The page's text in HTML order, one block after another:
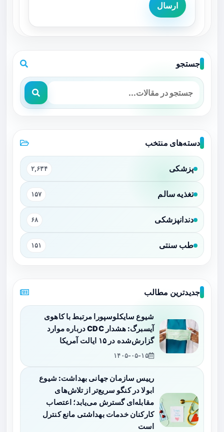
ارسال
جستجو
دسته‌های منتخب
پزشکی ۲,۶۳۴
تغذیه سالم ۱۵۷
دندانپزشکی ۶۸
طب سنتی ۱۵۱
جدیدترین مطالب
شیوع سایکلوسپورا مرتبط با کاهوی
آیسبرگ: هشدار CDC درباره موارد
گزارش‌شده در ۱۵ ایالت آمریکا
۱۴۰۵-۰۵-۱۵
رییس سازمان جهانی بهداشت: شیوع
ابولا در کنگو سریع‌تر از تلاش‌های
مقابله‌ای گسترش می‌یابد؛ اعتصاب
کارکنان خدمات بهداشتی مانع کنترل
است